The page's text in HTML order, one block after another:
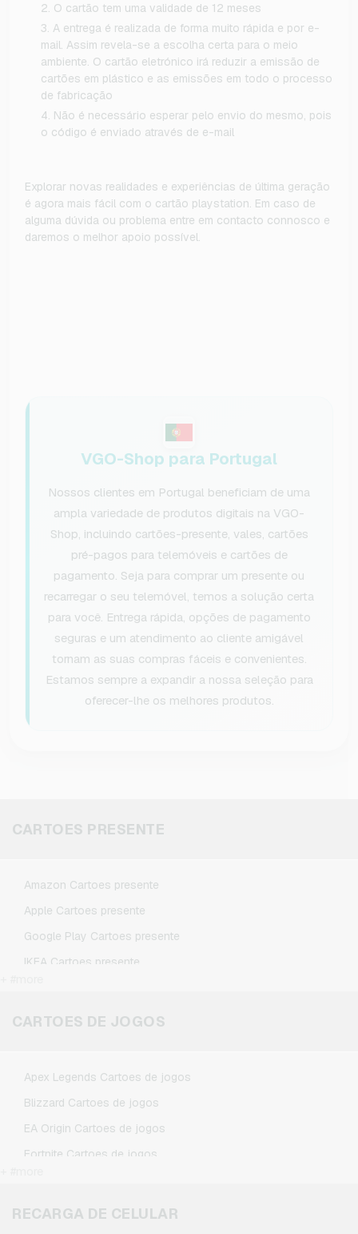
O cartão tem uma validade de 12 meses
A entrega é realizada de forma muito rápida e por e-
mail. Assim revela-se a escolha certa para o meio
ambiente. O cartão eletrónico irá reduzir a emissão de
cartões em plástico e as emissões em todo o processo
de fabricação
Não é necessário esperar pelo envio do mesmo, pois
o código é enviado através de e-mail
Explorar novas realidades e experiências de última geração
é agora mais fácil com o cartão playstation. Em caso de
alguma dúvida ou problema entre em contacto connosco e
daremos o melhor apoio possível.
VGO-Shop para Portugal
Nossos clientes em Portugal beneficiam de uma
ampla variedade de produtos digitais na VGO-
Shop, incluindo cartões-presente, vales, cartões
pré-pagos para telemóveis e cartões de
pagamento. Seja para comprar um presente ou
recarregar o seu telemóvel, temos a solução certa
para você. Entrega rápida, opções de pagamento
seguras e um atendimento ao cliente amigável
tornam as suas compras fáceis e convenientes.
Estamos sempre a expandir a nossa seleção para
oferecer-lhe os melhores produtos.
CARTOES PRESENTE
Amazon Cartoes presente
Apple Cartoes presente
Google Play Cartoes presente
IKEA Cartoes presente
Microsoft Cartoes presente
CARTOES DE JOGOS
Apex Legends Cartoes de jogos
Blizzard Cartoes de jogos
EA Origin Cartoes de jogos
Fortnite Cartoes de jogos
Minecraft Cartoes de jogos
RECARGA DE CELULAR